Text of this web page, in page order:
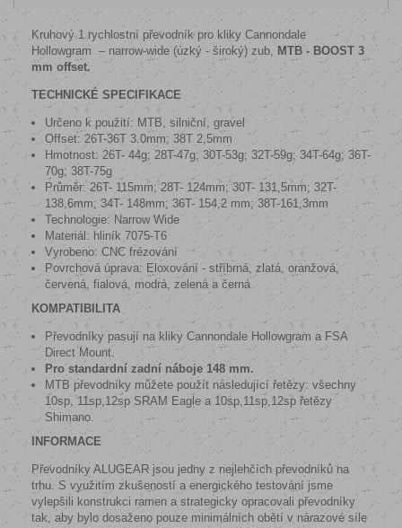
Kruhový 1 rychlostní převodník pro kliky Cannondale
Hollowgram – narrow-wide (úzký - široký) zub,MTB - BOOST 3
mm offset.
TECHNICKÉ SPECIFIKACE
Určeno k použití: MTB, silniční, gravel
Offset: 26T-36T 3.0mm; 38T 2,5mm
Hmotnost: 26T- 44g; 28T-47g; 30T-53g; 32T-59g; 34T-64g; 36T-
70g; 38T-75g
Průměr: 26T- 115mm; 28T- 124mm; 30T- 131,5mm; 32T-
138,6mm; 34T- 148mm; 36T- 154,2 mm; 38T-161,3mm
Technologie: Narrow Wide
Materiál: hliník 7075-T6
Vyrobeno: CNC frézování
Povrchová úprava: Eloxování - stříbrná, zlatá, oranžová,
červená, fialová, modrá, zelená a černá
KOMPATIBILITA
Převodníky pasují na kliky Cannondale Hollowgram a FSA
Direct Mount.
Pro standardní zadní náboje 148 mm.
MTB převodníky můžete použít následující řetězy: všechny
10sp, 11sp,12sp SRAM Eagle a 10sp,11sp,12sp řetězy
Shimano.
INFORMACE
Převodníky ALUGEAR jsou jedny z nejlehčích převodníků na
trhu. S využitím zkušeností a energického testování jsme
vylepšili konstrukci ramen a strategicky opracovali převodníky
tak, aby bylo dosaženo pouze minimálních obětí v nárazové síle